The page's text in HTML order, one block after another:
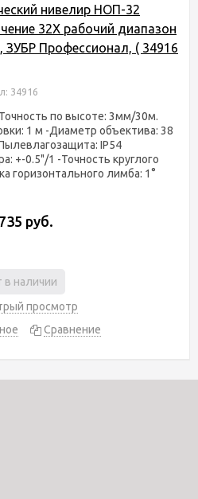
нивелир НОП-32
32Х рабочий диапазон
ЗУБР Профессионал, ( 34916
34916
по высоте: 3мм/30м.
1 м -Диаметр объектива: 38
IP54
+-0.5"/1 -Точность круглого
горизонтального лимба: 1°
руб.
в наличии
просмотр
Сравнение